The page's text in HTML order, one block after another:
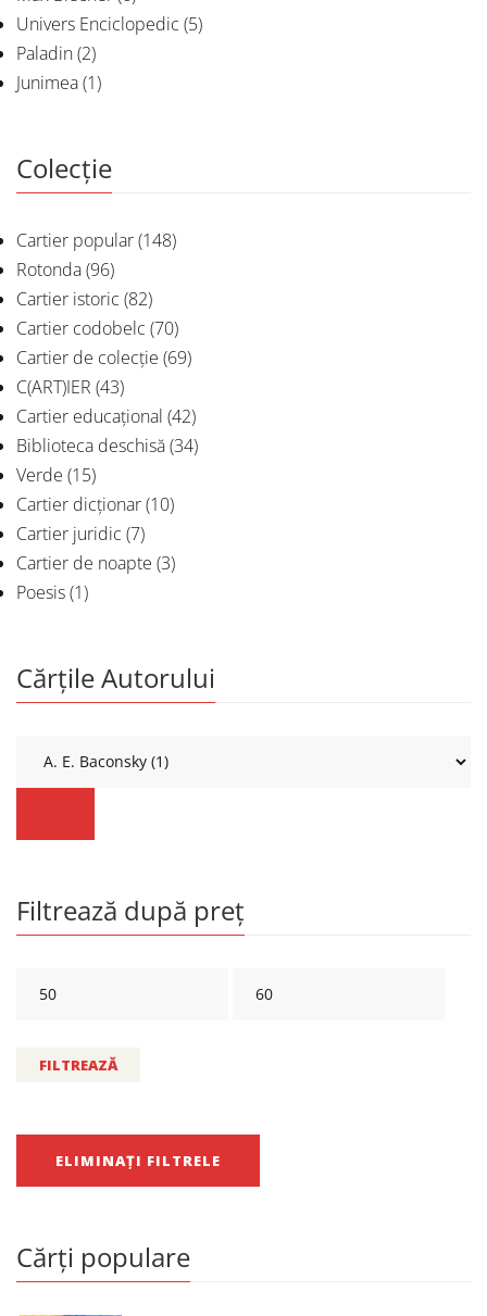
Univers Enciclopedic (5)
Paladin(2)
Junimea(1)
Colecție
Cartier popular(148)
Rotonda(96)
Cartier istoric (82)
Cartier codobelc (70)
Cartier de colecție (69)
C(ART)IER (43)
Cartier educațional (42)
Biblioteca deschisă(34)
Verde (15)
Cartier dicționar(10)
Cartier juridic (7)
Cartier de noapte (3)
Poesis(1)
Cărțile Autorului
Filtrează după preț
FILTREAZĂ
ELIMINAȚI FILTRELE
Cărți populare